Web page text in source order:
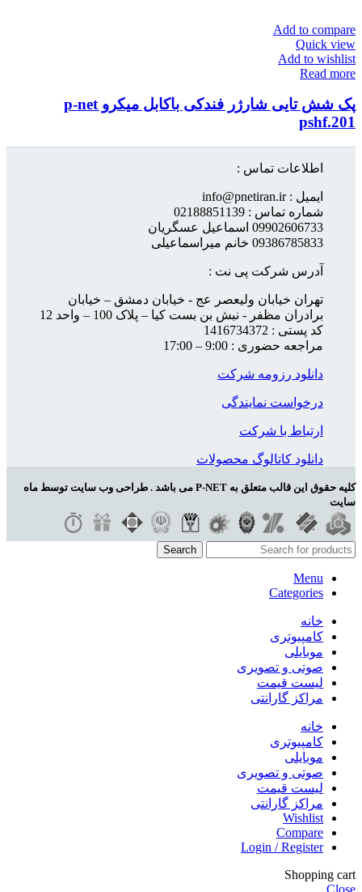
Add to compare
Quick view
Add to wishlist
Read more
پک شش تایی شارژر فندکی باکابل میکرو p-net
pshf.201
اطلاعات تماس :
ایمیل : info@pnetiran.ir
شماره تماس : 02188851139
09902606733 اسماعیل عسگریان
09386785833 خانم میراسماعیلی
آدرس شرکت پی نت :
تهران خیابان ولیعصر عج - خیابان دمشق – خیابان
برادران مظفر - نبش بن بست کیا – پلاک 100 – واحد 12
کد پستی : 1416734372
مراجعه حضوری : 9:00 – 17:00
دانلود رزومه شرکت
درخواست نمایندگی
ارتباط با شرکت
دانلود کاتالوگ محصولات
کلیه حقوق این قالب متعلق به P-NET می باشد . طراحی وب سایت توسط ماه
سایت
Search
Menu
Categories
خانه
کامپیوتری
موبایلی
صوتی و تصویری
لیست قیمت
مراکز گارانتی
خانه
کامپیوتری
موبایلی
صوتی و تصویری
لیست قیمت
مراکز گارانتی
Wishlist
Compare
Login / Register
Shopping cart
Close